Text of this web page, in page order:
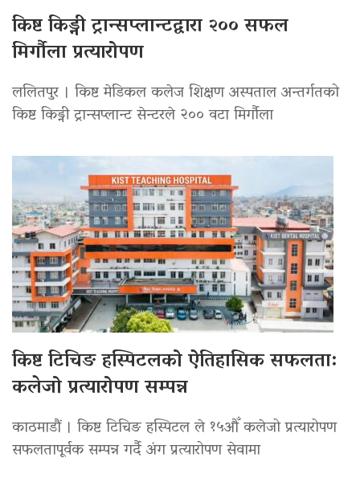
किष्ट किड्नी ट्रान्सप्लान्टद्वारा २०० सफल
मिर्गौला प्रत्यारोपण
ललितपुर । किष्ट मेडिकल कलेज शिक्षण अस्पताल अन्तर्गतको
किष्ट किड्नी ट्रान्सप्लान्ट सेन्टरले २०० वटा मिर्गौला
किष्ट टिचिङ हस्पिटलको ऐतिहासिक सफलता:
कलेजो प्रत्यारोपण सम्पन्न
काठमाडौं । किष्ट टिचिङ हस्पिटल ले १५औँ कलेजो प्रत्यारोपण
सफलतापूर्वक सम्पन्न गर्दै अंग प्रत्यारोपण सेवामा